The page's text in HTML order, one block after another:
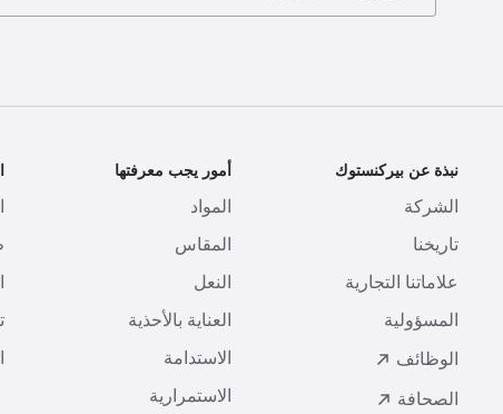
نبذة عن بيركنستوك
الشركة
تاريخنا
علاماتنا التجارية
المسؤولية
الوظائف
الصحافة
أمور يجب معرفتها
المواد
المقاس
النعل
العناية بالأحذية
الاستدامة
الاستمرارية